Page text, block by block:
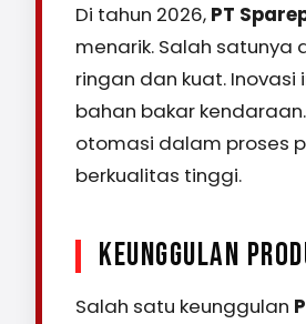
Di tahun 2026, PT
menarik. Salah
ringan dan kuat.
bahan bakar
otomasi dalam proses
berkualitas tinggi.
KEUNGGULAN
Salah satu keunggulan